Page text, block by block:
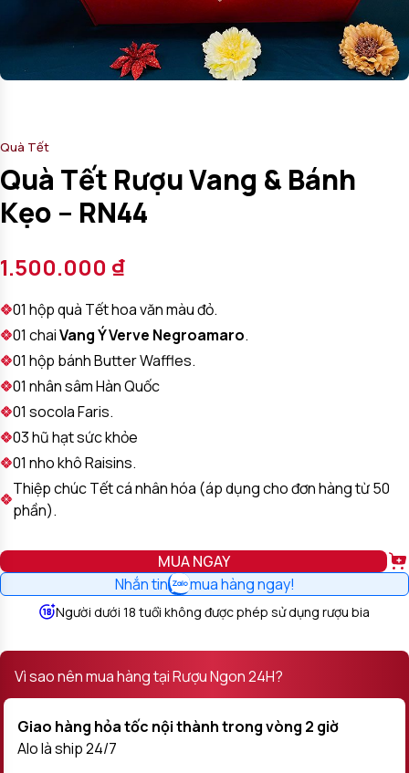
Quà Tết
Quà Tết Rượu Vang & Bánh
Kẹo – RN44
1.500.000 ₫
01 hộp quà Tết hoa văn màu đỏ.
01 chaiVang Ý Verve Negroamaro.
01 hộp bánh Butter Waffles.
01 nhân sâm Hàn Quốc
01 socola Faris.
03 hũ hạt sức khỏe
01 nho khô Raisins.
Thiệp chúc Tết cá nhân hóa (áp dụng cho đơn hàng từ 50
phần).
MUA NGAY
Nhắn tin mua hàng ngay!
Người dưới 18 tuổi không được phép sử dụng rượu bia
Vì sao nên mua hàng tại Rượu Ngon 24H?
Giao hàng hỏa tốc nội thành trong vòng 2 giờ
Alo là ship 24/7